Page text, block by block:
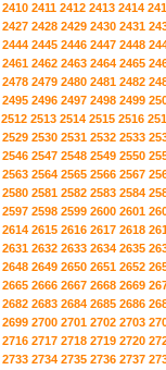
2410 2411 2412 2413 2414
2427 2428 2429 2430 2431
2444 2445 2446 2447 2448
2461 2462 2463 2464 2465
2478 2479 2480 2481 2482
2495 2496 2497 2498 2499
2512 2513 2514 2515 2516
2529 2530 2531 2532 2533
2546 2547 2548 2549 2550
2563 2564 2565 2566 2567
2580 2581 2582 2583 2584
2597 2598 2599 2600 2601
2614 2615 2616 2617 2618
2631 2632 2633 2634 2635
2648 2649 2650 2651 2652
2665 2666 2667 2668 2669
2682 2683 2684 2685 2686
2699 2700 2701 2702 2703
2716 2717 2718 2719 2720
2733 2734 2735 2736 2737